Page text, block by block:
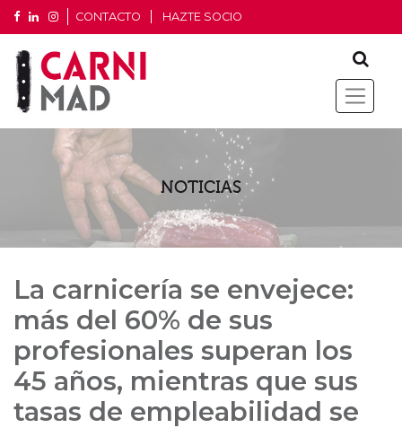
CONTACTO HAZTE SOCIO
NOTICIAS
La carnicería se envejece:
más del 60% de sus
profesionales superan los
45 años, mientras que sus
tasas de empleabilidad se